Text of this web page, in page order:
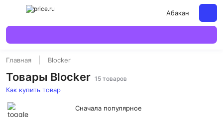
Абакан
Главная Blocker
Товары Blocker 15 товаров
Как купить товар
Сначала популярное